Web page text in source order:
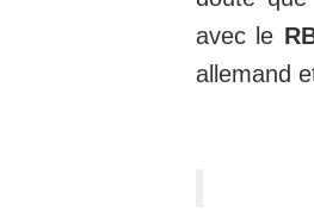
avec le
allemand